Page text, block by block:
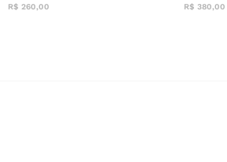
R$ 260,00 R$ 380,00